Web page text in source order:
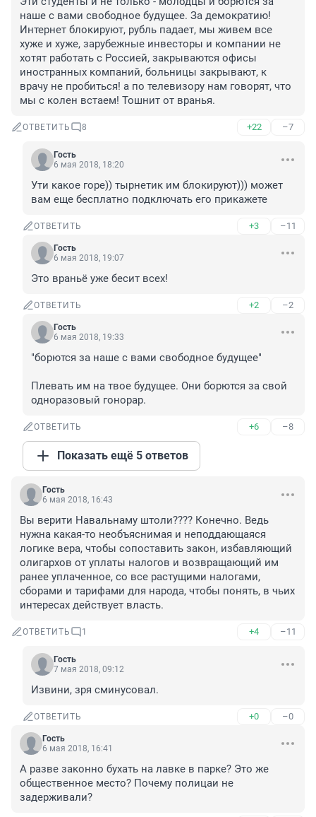
наше с вами свободное будущее. За демократию!
Интернет блокируют, рубль падает, мы живем все
хуже и хуже, зарубежные инвесторы и компании не
хотят работать с Россией, закрываются офисы
иностранных компаний, больницы закрывают, к
врачу не пробиться! а по телевизору нам говорят, что
мы с колен встаем! Тошнит от вранья.
ОТВЕТИТЬ 8 +22 –7
Гость
6 мая 2018, 18:20
Ути какое горе)) тырнетик им блокируют))) может
вам еще бесплатно подключать его прикажете
ОТВЕТИТЬ +3 –11
Гость
6 мая 2018, 19:07
Это враньё уже бесит всех!
ОТВЕТИТЬ +2 –2
Гость
6 мая 2018, 19:33
"борются за наше с вами свободное будущее"
Плевать им на твое будущее. Они борются за свой
одноразовый гонорар.
ОТВЕТИТЬ +6 –8
Показать ещё 5 ответов
Гость
6 мая 2018, 16:43
Вы верити Навальнаму штоли???? Конечно. Ведь
нужна какая-то необъяснимая и неподдающаяся
логике вера, чтобы сопоставить закон, избавляющий
олигархов от уплаты налогов и возвращающий им
ранее уплаченное, со все растущими налогами,
сборами и тарифами для народа, чтобы понять, в чьих
интересах действует власть.
ОТВЕТИТЬ 1 +4 –11
Гость
7 мая 2018, 09:12
Извини, зря сминусовал.
ОТВЕТИТЬ +0 –0
Гость
6 мая 2018, 16:41
А разве законно бухать на лавке в парке? Это же
общественное место? Почему полицаи не
задерживали?